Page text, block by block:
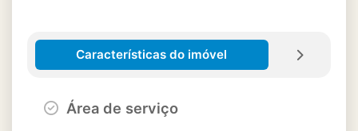
Características do imóvel
Área de serviço